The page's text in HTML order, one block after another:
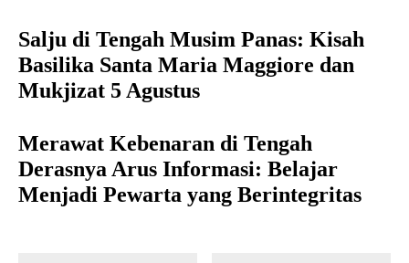
Salju di Tengah Musim Panas: Kisah
Basilika Santa Maria Maggiore dan
Mukjizat 5 Agustus
Merawat Kebenaran di Tengah
Derasnya Arus Informasi: Belajar
Menjadi Pewarta yang Berintegritas